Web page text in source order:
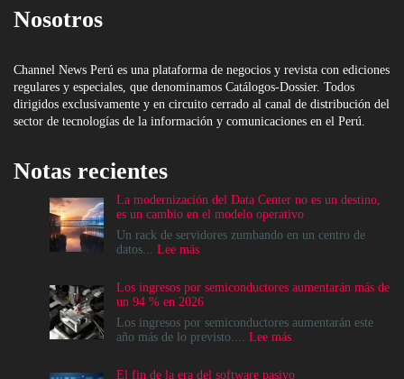
Nosotros
Channel News Perú es una plataforma de negocios y revista con ediciones
regulares y especiales, que denominamos Catálogos-Dossier. Todos
dirigidos exclusivamente y en circuito cerrado al canal de distribución del
sector de tecnologías de la información y comunicaciones en el Perú.
Notas recientes
La modernización del Data Center no es un destino,
es un cambio en el modelo operativo
Un rack de servidores zumbando en un centro de
datos... Lee más:
del
Data
Center
no
Los ingresos por semiconductores aumentarán más de
un 94 % en 2026
Los ingresos por semiconductores aumentarán este
año más de lo previsto.... Lee más:
El fin de la era del software pasivo